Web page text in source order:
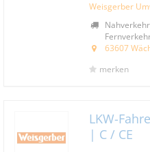
Weisgerber
Nahverkehr
63607
merken
LKW-
| C / CE